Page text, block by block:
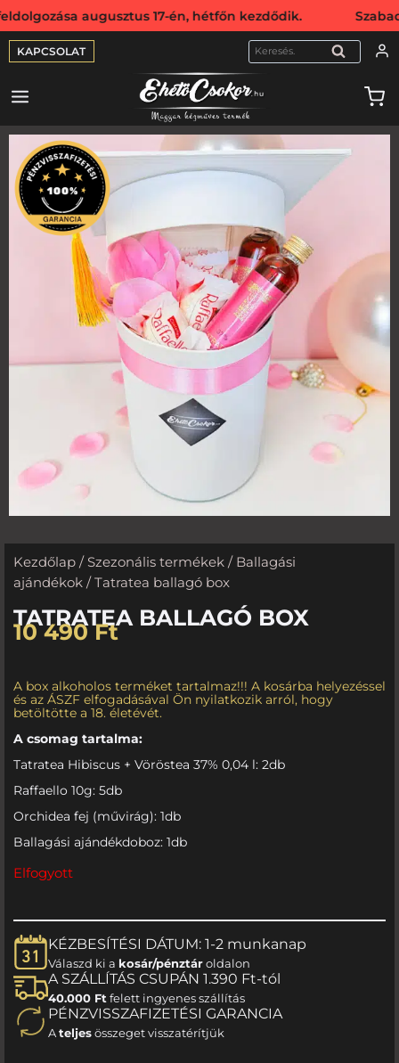
17-én, hétfőn kezdődik. Szabadság
KAPCSOLAT KERESÉS
Kezdőlap / Szezonális termékek / Ballagási
ajándékok / Tatratea ballagó box
TATRATEA BALLAGÓ BOX
10 490Ft
A box alkoholos terméket tartalmaz!!! A kosárba helyezéssel
és az ÁSZF elfogadásával Ön nyilatkozik arról, hogy
betöltötte a 18. életévét.
A csomag tartalma:
Tatratea Hibiscus + Vöröstea 37% 0,04 l: 2db
Raffaello 10g: 5db
Orchidea fej (művirág): 1db
Ballagási ajándékdoboz: 1db
Elfogyott
KÉZBESÍTÉSI DÁTUM: 1-2 munkanap
Válaszd ki a kosár/pénztároldalon
A SZÁLLÍTÁS CSUPÁN 1.390 Ft-tól
40.000 Ft felett ingyenes szállítás
PÉNZVISSZAFIZETÉSI GARANCIA
Ateljesösszeget visszatérítjük